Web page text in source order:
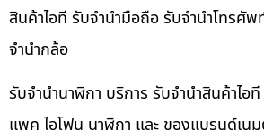
สินค้าไอที รับจำนำมือถือ รับจำนำโทรศั
จำนำกล้อ
รับจำนำนาฬิกา บริการ รับจำนำสินค้าไอ
แพค ไอโฟน นาฬิกา และ ของแบรนด์เน